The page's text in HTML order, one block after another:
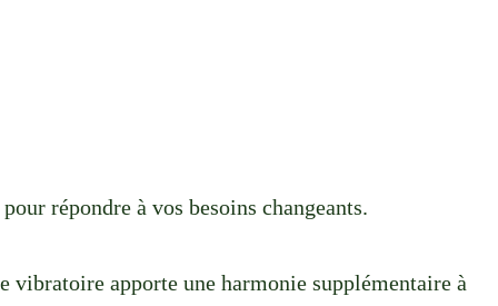
répondre à vos besoins changeants.
vibratoire apporte une harmonie supplémentaire à